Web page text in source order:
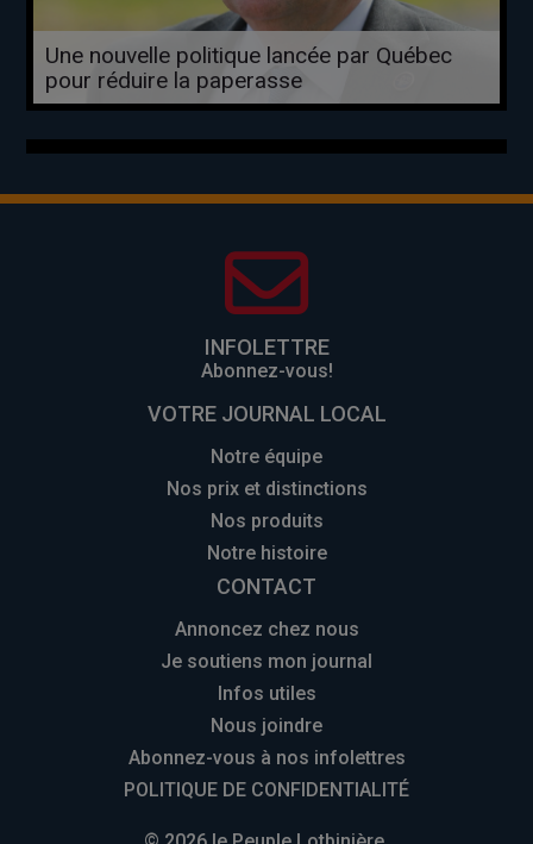
Une nouvelle politique lancée par Québec
pour réduire la paperasse
INFOLETTRE
Abonnez-vous!
VOTRE JOURNAL LOCAL
Notre équipe
Nos prix et distinctions
Nos produits
Notre histoire
CONTACT
Annoncez chez nous
Je soutiens mon journal
Infos utiles
Nous joindre
Abonnez-vous à nos infolettres
POLITIQUE DE CONFIDENTIALITÉ